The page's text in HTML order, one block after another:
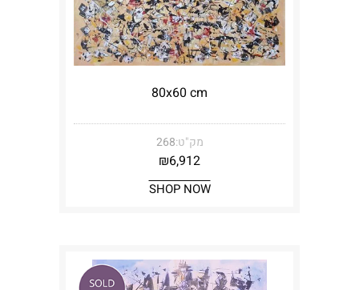
מק"ט:268
₪6,912
SHOP NOW